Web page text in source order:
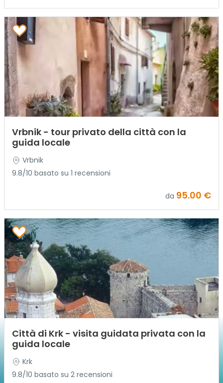
Vrbnik - tour privato della città con la
guida locale
Vrbnik
9.8/10 basato su 1 recensioni
da 95.00 €
Città di Krk - visita guidata privata con la
guida locale
Krk
9.8/10 basato su 2 recensioni